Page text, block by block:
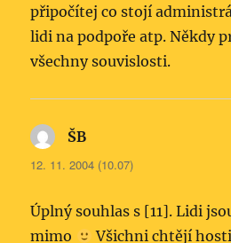
připočítej co stojí
lidi na podpoře atp. Někdy
všechny souvislosti.
ŠB
12. 11. 2004 (10.07)
Úplný souhlas s [11]. Lidi
mimo
Všichni chtějí